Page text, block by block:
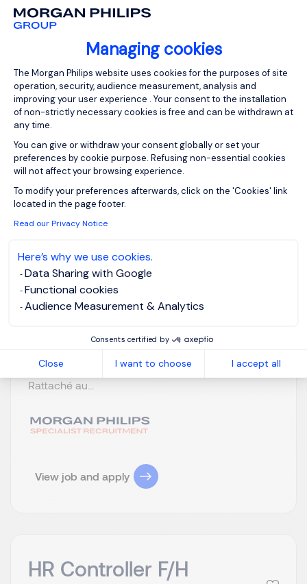
Managing cookies
Consent Management Platform:
The Morgan Philips website uses cookies for the purposes of site
operation, security, audience measurement, analysis and
improving your user experience . Your consent to the installation
of non-strictly necessary cookies is free and can be withdrawn at
any time.
You can give or withdraw your consent globally or set your
preferences by cookie purpose. Refusing non-essential cookies
will not affect your browsing experience.
To modify your preferences afterwards, click on the 'Cookies' link
located in the page footer.
Read our Privacy Notice
Here’s why we use cookies.
Data Sharing with Google
Functional cookies
Audience Measurement & Analytics
Consents certified by
Close I want to choose I accept all
Comptable Général F/H
Maisons-Laffitte,
Ile-de-France
Permanent
per year
View the video
Notre client est un groupe en forte croissance,
engagé dans une phase de structuration de sa
Il recrute un Responsable Comptable Général
Rémunération selon expérience professionnelle.
Rattaché au...
View job and apply
HR Controller F/H